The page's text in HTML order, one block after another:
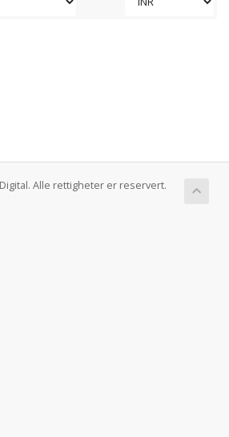
Alle rettigheter er reservert.